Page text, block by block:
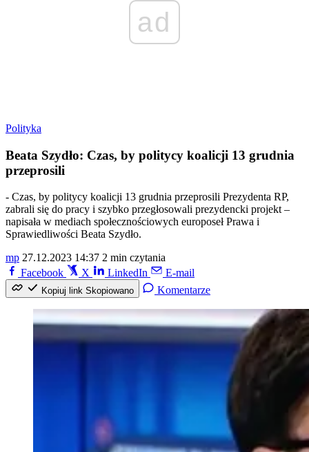
ad
Polityka
Beata Szydło: Czas, by politycy koalicji 13 grudnia
przeprosili
- Czas, by politycy koalicji 13 grudnia przeprosili Prezydenta RP,
zabrali się do pracy i szybko przegłosowali prezydencki projekt –
napisała w mediach społecznościowych europoseł Prawa i
Sprawiedliwości Beata Szydło.
mp 27.12.2023 14:37 2 min czytania
Facebook
X LinkedIn E-mail
Kopiuj link Skopiowano Komentarze